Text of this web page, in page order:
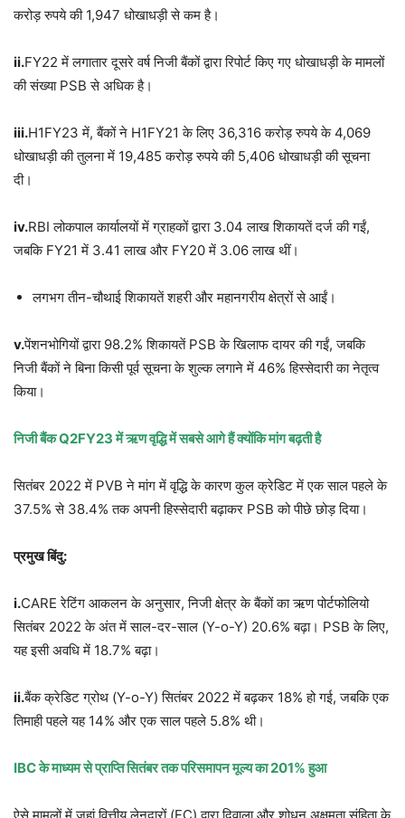
करोड़ रुपये की 1,947 धोखाधड़ी से कम है।
ii.FY22 में लगातार दूसरे वर्ष निजी बैंकों द्वारा रिपोर्ट किए गए धोखाधड़ी के मामलों
की संख्या PSB से अधिक है।
iii.H1FY23 में, बैंकों ने H1FY21 के लिए 36,316 करोड़ रुपये के 4,069
धोखाधड़ी की तुलना में 19,485 करोड़ रुपये की 5,406 धोखाधड़ी की सूचना
दी।
iv.RBI लोकपाल कार्यालयों में ग्राहकों द्वारा 3.04 लाख शिकायतें दर्ज की गईं,
जबकि FY21 में 3.41 लाख और FY20 में 3.06 लाख थीं।
लगभग तीन-चौथाई शिकायतें शहरी और महानगरीय क्षेत्रों से आईं।
v.पेंशनभोगियों द्वारा 98.2% शिकायतें PSB के खिलाफ दायर की गईं, जबकि
निजी बैंकों ने बिना किसी पूर्व सूचना के शुल्क लगाने में 46% हिस्सेदारी का नेतृत्व
किया।
निजी बैंक Q2FY23 में ऋण वृद्धि में सबसे आगे हैं क्योंकि मांग बढ़ती है
सितंबर 2022 में PVB ने मांग में वृद्धि के कारण कुल क्रेडिट में एक साल पहले के
37.5% से 38.4% तक अपनी हिस्सेदारी बढ़ाकर PSB को पीछे छोड़ दिया।
प्रमुख बिंदु:
i.CARE रेटिंग आकलन के अनुसार, निजी क्षेत्र के बैंकों का ऋण पोर्टफोलियो
सितंबर 2022 के अंत में साल-दर-साल (Y-o-Y) 20.6% बढ़ा। PSB के लिए,
यह इसी अवधि में 18.7% बढ़ा।
ii.बैंक क्रेडिट ग्रोथ (Y-o-Y) सितंबर 2022 में बढ़कर 18% हो गई, जबकि एक
तिमाही पहले यह 14% और एक साल पहले 5.8% थी।
IBC के माध्यम से प्राप्ति सितंबर तक परिसमापन मूल्य का 201% हुआ